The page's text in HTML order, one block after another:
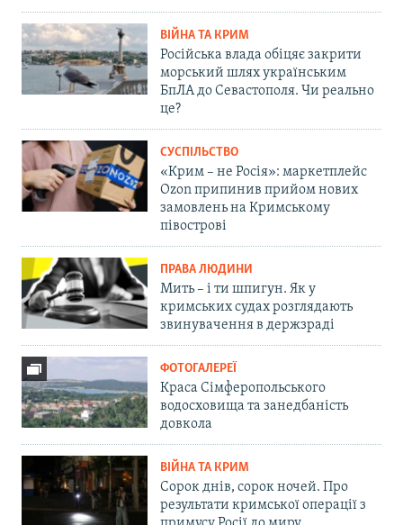
ВІЙНА ТА КРИМ
Російська влада обіцяє закрити
морський шлях українським
БпЛА до Севастополя. Чи реально
це?
СУСПІЛЬСТВО
«Крим – не Росія»: маркетплейс
Ozon припинив прийом нових
замовлень на Кримському
півострові
ПРАВА ЛЮДИНИ
Мить – і ти шпигун. Як у
кримських судах розглядають
звинувачення в держзраді
ФОТОГАЛЕРЕЇ
Краса Сімферопольського
водосховища та занедбаність
довкола
ВІЙНА ТА КРИМ
Сорок днів, сорок ночей. Про
результати кримської операції з